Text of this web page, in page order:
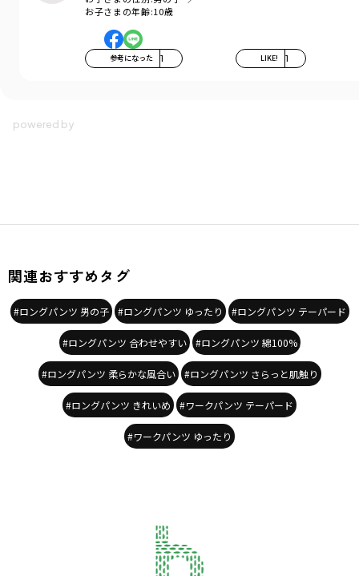
お子さまの年齢:10歳
参考になった 1 LIKE! 1
関連おすすめタグ
#ロングパンツ 男の子 #ロングパンツ ゆったり #ロングパンツ テーパード
#ロングパンツ 合わせやすい #ロングパンツ 綿100%
#ロングパンツ 柔らかな風合い #ロングパンツ さらっと肌触り
#ロングパンツ きれいめ #ワークパンツ テーパード
#ワークパンツ ゆったり